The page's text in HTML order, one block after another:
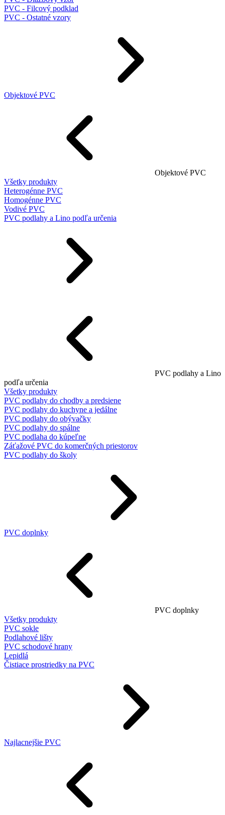
PVC - Filcový podklad
PVC - Ostatné vzory
Objektové PVC
Objektové PVC
Všetky produkty
Heterogénne PVC
Homogénne PVC
Vodivé PVC
PVC podlahy a Lino podľa určenia
PVC podlahy a Lino
podľa určenia
Všetky produkty
PVC podlahy do chodby a predsiene
PVC podlahy do kuchyne a jedálne
PVC podlahy do obývačky
PVC podlahy do spálne
PVC podlaha do kúpeľne
Záťažové PVC do komerčných priestorov
PVC podlahy do školy
PVC doplnky
PVC doplnky
Všetky produkty
PVC sokle
Podlahové lišty
PVC schodové hrany
Lepidlá
Čistiace prostriedky na PVC
Najlacnejšie PVC